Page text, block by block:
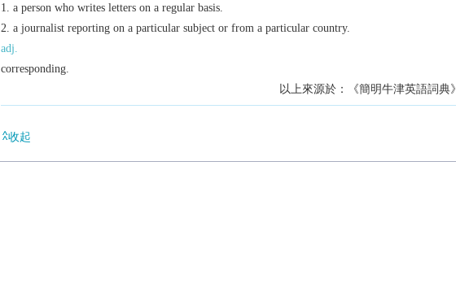
a person who writes letters on a regular basis.
a journalist reporting on a particular subject or from a particular country.
adj.
corresponding.
以上來源於：《簡明牛津英語詞典》
收起